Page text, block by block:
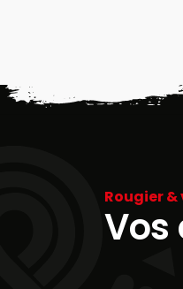
Rougier &